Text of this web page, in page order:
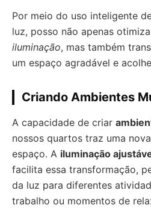
Por meio do uso inteligente
luz, posso não apenas
iluminação, mas também
um espaço agradável e
Criando Ambientes
A capacidade de criar
nossos quartos traz uma
espaço. A iluminação
facilita essa transformação,
da luz para diferentes
trabalho ou momentos de